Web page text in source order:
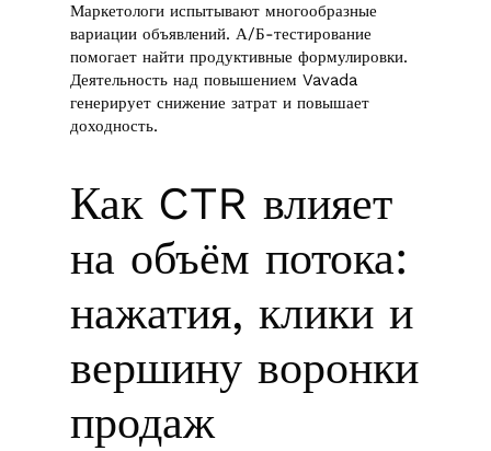
Маркетологи испытывают многообразные
вариации объявлений. А/Б-тестирование
помогает найти продуктивные формулировки.
Деятельность над повышением Vavada
генерирует снижение затрат и повышает
доходность.
Как CTR влияет
на объём потока:
нажатия, клики и
вершину воронки
продаж